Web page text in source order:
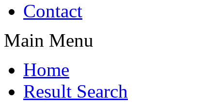
Contact
Main Menu
Home
Result Search